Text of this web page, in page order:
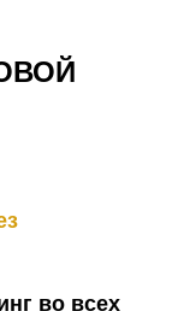
во всех